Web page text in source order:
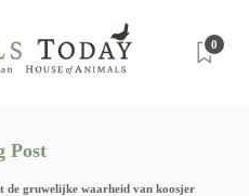
0
Post
de gruwelijke waarheid van koosjer